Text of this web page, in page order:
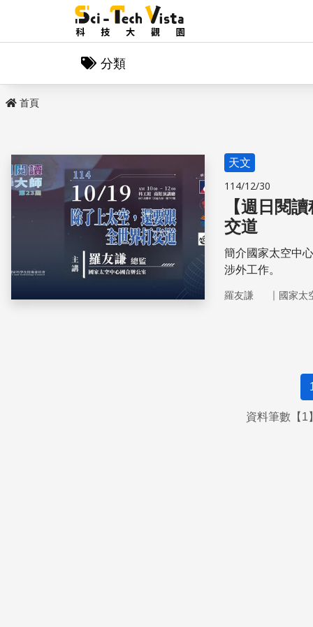
分類
首頁
天文
114/12/30
【週日閱
交道
簡介國家太空中
涉外工作。
羅友謙 ｜ 國家太
資料筆數【1